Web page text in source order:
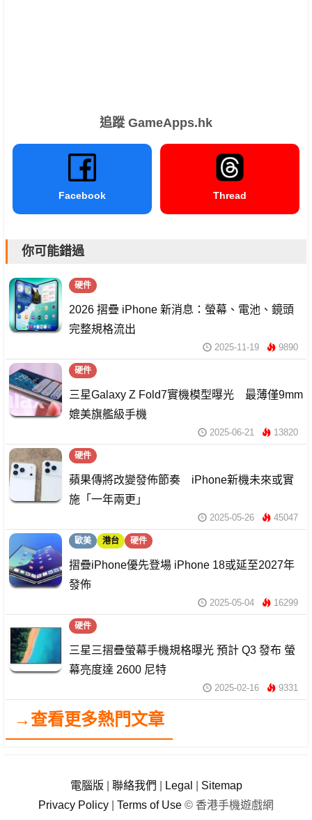
追蹤 GameApps.hk
Facebook Thread
你可能錯過
硬件
2026 摺疊 iPhone 新消息：螢幕、電池、鏡頭
完整規格流出
2025-11-19 9890
硬件
三星Galaxy Z Fold7實機模型曝光 最薄僅9mm
媲美旗艦級手機
2025-06-21 13820
硬件
蘋果傳將改變發佈節奏 iPhone新機未來或實
施「一年兩更」
2025-05-26 45047
歐美 港台 硬件
摺疊iPhone優先登場 iPhone 18或延至2027年
發佈
2025-05-04 16299
硬件
三星三摺疊螢幕手機規格曝光 預計 Q3 發布 螢
幕亮度達 2600 尼特
2025-02-16 9331
→查看更多熱門文章
電腦版 聯絡我們 Legal
Sitemap
Privacy Policy
Terms of Use © 香港手機遊戲網